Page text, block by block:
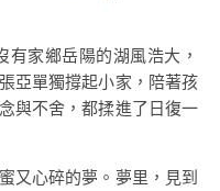
有家鄉岳陽的湖風浩大，
亞單獨撐起小家，陪著孩
與不舍，都揉進了日復一
又心碎的夢。夢里，見到